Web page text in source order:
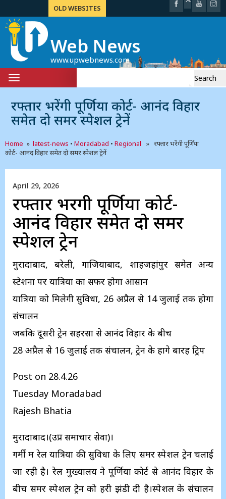
OLD WEBSITES
Web News
www.upwebnews.com
Toggle
navigation
रफ्तार भरेंगी पूर्णिया कोर्ट- आनंद विहार
समेत दो समर स्पेशल ट्रेनें
Home » latest-news • Moradabad • Regional » रफ्तार भरेंगी पूर्णिया
कोर्ट- आनंद विहार समेत दो समर स्पेशल ट्रेनें
April 29, 2026
रफ्तार भरेंगी पूर्णिया कोर्ट-
आनंद विहार समेत दो समर
स्पेशल ट्रेनें
मुरादाबाद, बरेली, गाजियाबाद, शाहजहांपुर समेत अन्य
स्टेशनों पर यात्रियों का सफर होगा आसान
यात्रियों को मिलेगी सुविधा, 26 अप्रैल से 14 जुलाई तक होगा
संचालन
जबकि दूसरी ट्रेन सहरसा से आनंद विहार के बीच
28 अप्रैल से 16 जुलाई तक संचालन, ट्रेन के होंगे बारह ट्रिप
Post on 28.4.26
Tuesday Moradabad
Rajesh Bhatia
मुरादाबाद।(उप्र समाचार सेवा)।
गर्मी में रेल यात्रियों की सुविधा के लिए समर स्पेशल ट्रेनें चलाई
जा रही है। रेल मुख्यालय ने पूर्णिया कोर्ट से आनंद विहार के
बीच समर स्पेशल ट्रेन को हरी झंडी दी है।स्पेशल के संचालन